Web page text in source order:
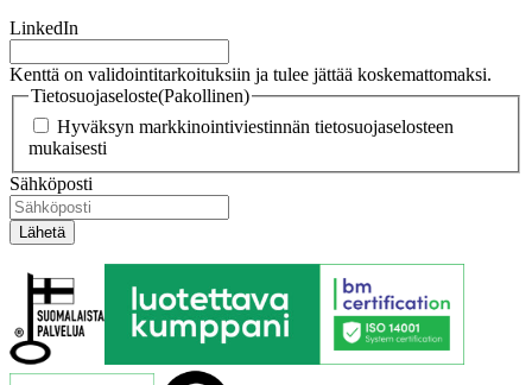
LinkedIn
Kenttä on validointitarkoituksiin ja tulee jättää koskemattomaksi.
Tietosuojaseloste(Pakollinen)
Hyväksyn markkinointiviestinnän tietosuojaselosteen
mukaisesti
Sähköposti